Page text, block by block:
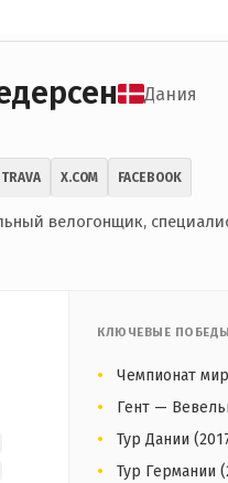
Дания
X.COM FACEBOOK
велогонщик,
КЛЮЧЕВЫЕ
Чемпионат
Гент —
Тур Дании
Тур Германии